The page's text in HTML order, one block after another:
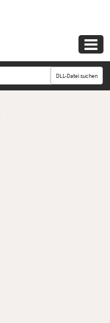

DLL-Datei suchen